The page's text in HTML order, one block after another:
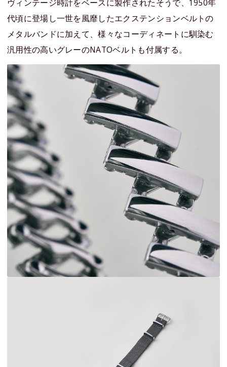
ヴィンテージ時計をベースに製作されたそうで、1950年
代頃に登場し一世を風靡したエクステンションベルトの
メタルバンドに加えて、様々なコーディネートに馴染む
汎用性の高いグレーのNATOベルトも付属する。